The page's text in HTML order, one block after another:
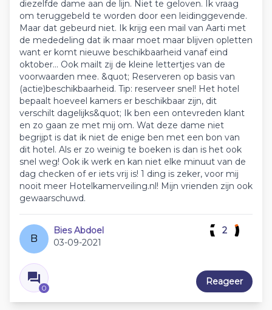
diezelfde dame aan de lijn. Niet te geloven. Ik vraag
om teruggebeld te worden door een leidinggevende.
Maar dat gebeurd niet. Ik krijg een mail van Aarti met
de mededeling dat ik maar moet maar blijven opletten
want er komt nieuwe beschikbaarheid vanaf eind
oktober... Ook mailt zij de kleine lettertjes van de
voorwaarden mee. &quot; Reserveren op basis van
(actie)beschikbaarheid. Tip: reserveer snel! Het hotel
bepaalt hoeveel kamers er beschikbaar zijn, dit
verschilt dagelijks&quot; Ik ben een ontevreden klant
en zo gaan ze met mij om. Wat deze dame niet
begrijpt is dat ik niet de enige ben met een bon van
dit hotel. Als er zo weinig te boeken is dan is het ook
snel weg! Ook ik werk en kan niet elke minuut van de
dag checken of er iets vrij is! 1 ding is zeker, voor mij
nooit meer Hotelkamerveiling.nl! Mijn vrienden zijn ook
gewaarschuwd.
B
Bies Abdoel
03-09-2021
0
2
Reageer